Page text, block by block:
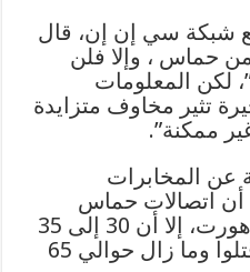
مع شبكة سي إن إن، قال
من حماس ، وإلا فلن
لكن المعلومات
تثير مخاوف متزايدة
ممكنة”.
عن المخابرات
أن اتصالات حماس
وقدراتها العسكرية قد تدهورت، إلا أن 30 إلى 35
بالمئة فقط من مقاتليها قُتلوا وما زال حوالي 65